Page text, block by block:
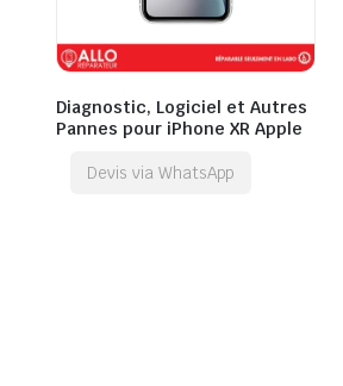
Diagnostic, Logiciel et Autres
Pannes pour iPhone XR Apple
Devis via WhatsApp